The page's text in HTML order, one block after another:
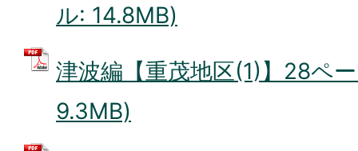
ル: 14.8MB)
津波編【重茂地区(1)】28ペ
9.3MB)